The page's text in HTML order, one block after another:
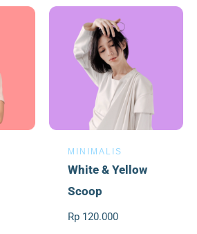
MINIMALIS
White & Yellow
Scoop
Rp 120.000